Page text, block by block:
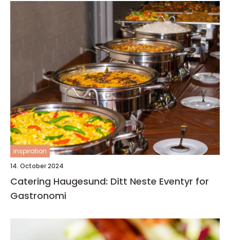
inspiration
14. October 2024
Catering Haugesund: Ditt Neste Eventyr for
Gastronomi